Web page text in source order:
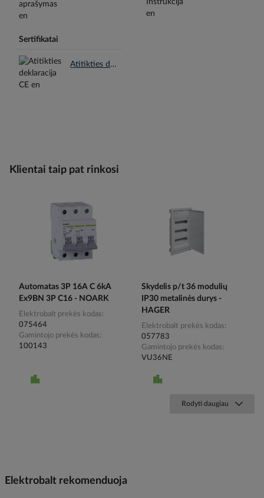
Sertifikatai
Atitikties deklaracija CE en.pdf
Klientai taip pat rinkosi
Automatas 3P 16A C 6kA
Ex9BN 3P C16 - NOARK
Elektrobalt prekės kodas
075464
Gamintojo prekės kodas
100143
Skydelis p/t 36 modulių
IP30 metalinės durys -
HAGER
Elektrobalt prekės kodas
057783
Gamintojo prekės kodas
VU36NE
Rodyti daugiau
Elektrobalt rekomenduoja